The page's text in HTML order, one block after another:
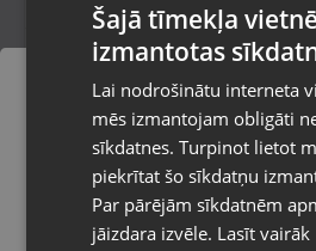
MaxLife Type-C uz
Kandava, Tirgus laukums 1
Stāvoklis Jauns (Garantija 24
4.00€
Pasūtījumi tiks
izvēlēto valsti
Vietnes saturs būs attēlots
Šajā tīmekļa
izmantotas
Lai nodrošinātu interneta
mēs izmantojam obligāti
sīkdatnes. Turpinot lietot
piekrītat šo sīkdatņu
Par pārējām sīkdatnēm
jāizdara izvēle. Lasīt vairāk